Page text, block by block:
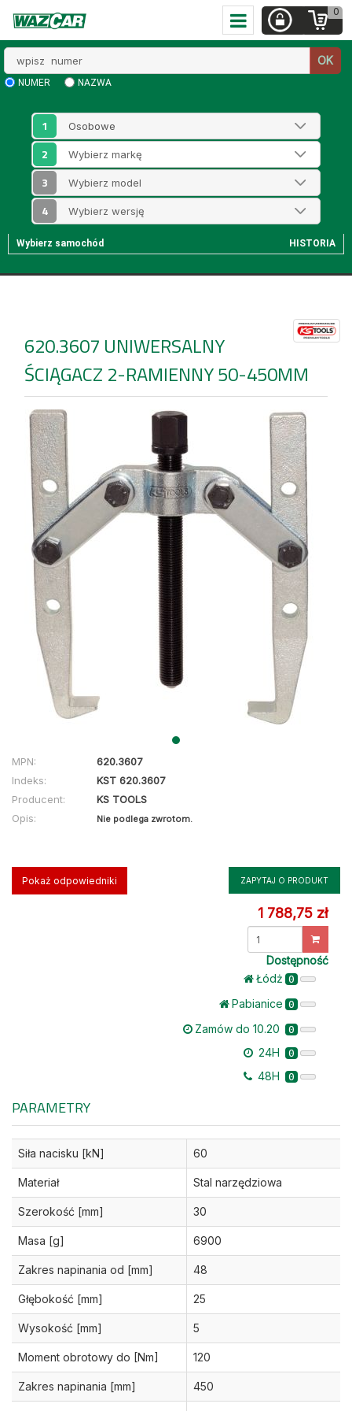
0
numer
OK
NUMER NAZWA
1
2
3
4
Wybierz samochód HISTORIA
620.3607 UNIWERSALNY
ŚCIĄGACZ 2-RAMIENNY 50-450MM
MPN:
620.3607
Indeks:
KST 620.3607
Producent:
KS TOOLS
Opis:
Nie podlega zwrotom.
Pokaż odpowiedniki ZAPYTAJ O PRODUKT
1 788,75 zł
Dostępność
Łódż 0
Pabianice 0
Zamów do 10.20 0
24H 0
48H 0
PARAMETRY
Siła nacisku [kN] 60
Materiał Stal narzędziowa
Szerokość [mm] 30
Masa [g] 6900
Zakres napinania od [mm] 48
Głębokość [mm] 25
Wysokość [mm] 5
Moment obrotowy do [Nm] 120
Zakres napinania [mm] 450